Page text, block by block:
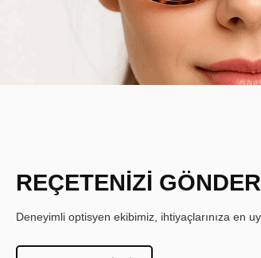
REÇETENİZİ
Deneyimli optisyen ekibimiz, ihtiyaçlarınıza en